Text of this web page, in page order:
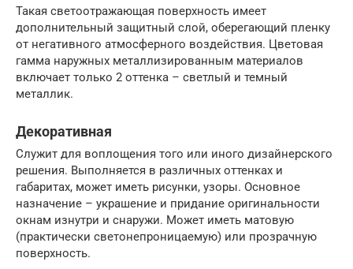
Такая светоотражающая поверхность имеет
дополнительный защитный слой, оберегающий пленку
от негативного атмосферного воздействия. Цветовая
гамма наружных металлизированным материалов
включает только 2 оттенка – светлый и темный
металлик.
Декоративная
Служит для воплощения того или иного дизайнерского
решения. Выполняется в различных оттенках и
габаритах, может иметь рисунки, узоры. Основное
назначение – украшение и придание оригинальности
окнам изнутри и снаружи. Может иметь матовую
(практически светонепроницаемую) или прозрачную
поверхность.